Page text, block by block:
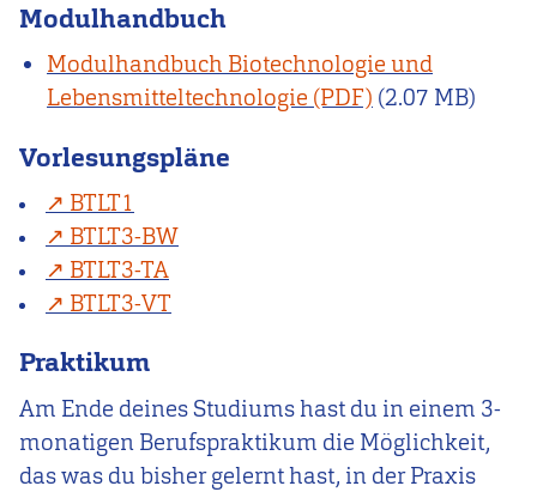
Modulhandbuch
Modulhandbuch Biotechnologie und
Lebensmitteltechnologie
(2.07 MB)
Vorlesungspläne
BTLT1
BTLT3-BW
BTLT3-TA
BTLT3-VT
Praktikum
Am Ende deines Studiums hast du in einem 3-
monatigen Berufspraktikum die Möglichkeit,
das was du bisher gelernt hast, in der Praxis